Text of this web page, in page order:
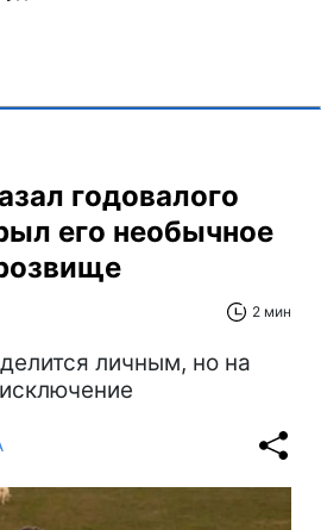
годовалого
его необычное
2 мин
личным, но на